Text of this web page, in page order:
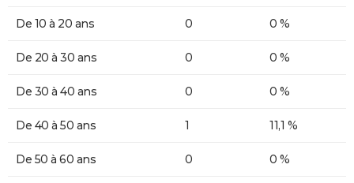
De 10 à 20 ans 0 0 %
De 20 à 30 ans 0 0 %
De 30 à 40 ans 0 0 %
De 40 à 50 ans 1 11,1 %
De 50 à 60 ans 0 0 %